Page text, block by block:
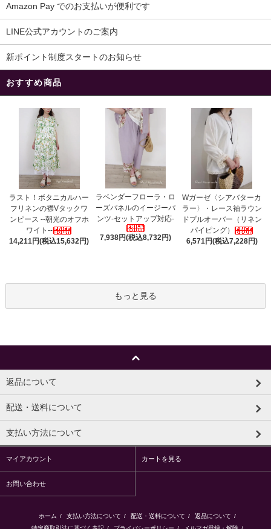
Amazon Pay でのお支払いが便利です
LINE公式アカウントのご案内
新ポイント制度スタートのお知らせ
おすすめ商品
ラスト！ボタニカルハー
フリネンの襟Vタックワ
ンピース --朝光のオフホ
ワイト--
14,211円(税込15,632円)
ラベンダーフローラ・ロ
ーズパネルのイージーパ
ンツ-セットアップ対応-
7,938円(税込8,732円)
Wガーゼ〈シアバターカ
ラー〉・レース袖ラウン
ドプルオーバー（リネン
パイピング）
6,571円(税込7,228円)
もっと見る
返品について
配送・送料について
支払い方法について
マイアカウント カートを見る
お問い合わせ
ホーム / 支払い方法について / 配送・送料について / 返品について /